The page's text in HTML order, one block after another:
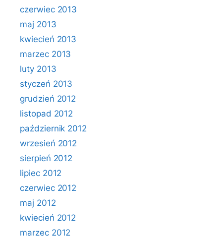
czerwiec 2013
maj 2013
kwiecień 2013
marzec 2013
luty 2013
styczeń 2013
grudzień 2012
listopad 2012
październik 2012
wrzesień 2012
sierpień 2012
lipiec 2012
czerwiec 2012
maj 2012
kwiecień 2012
marzec 2012